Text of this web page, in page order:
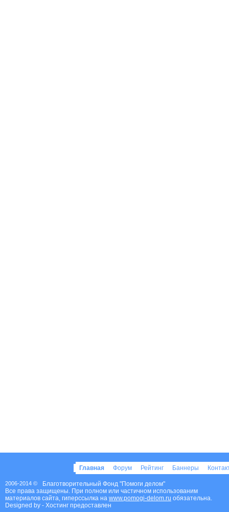
Главная Форум Рейтинг Баннеры
2006-2014 ©
Благотворительный Фонд "Помоги делом"
Все права защищены. При полном или частичном использованим
материалов сайта, гиперссылка на www.pomogi-delom.ru обязательна.
Designed by - Хостинг предоставлен